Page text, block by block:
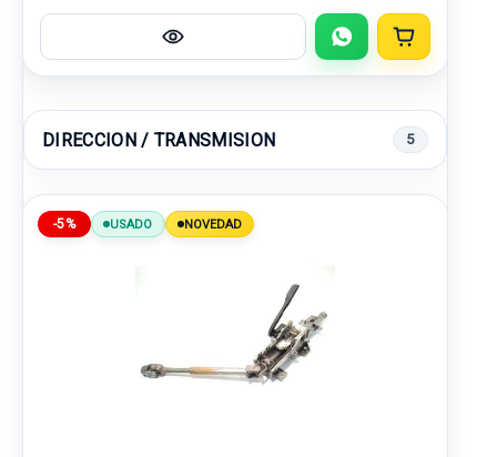
DIRECCION / TRANSMISION 5
-5% USADO NOVEDAD